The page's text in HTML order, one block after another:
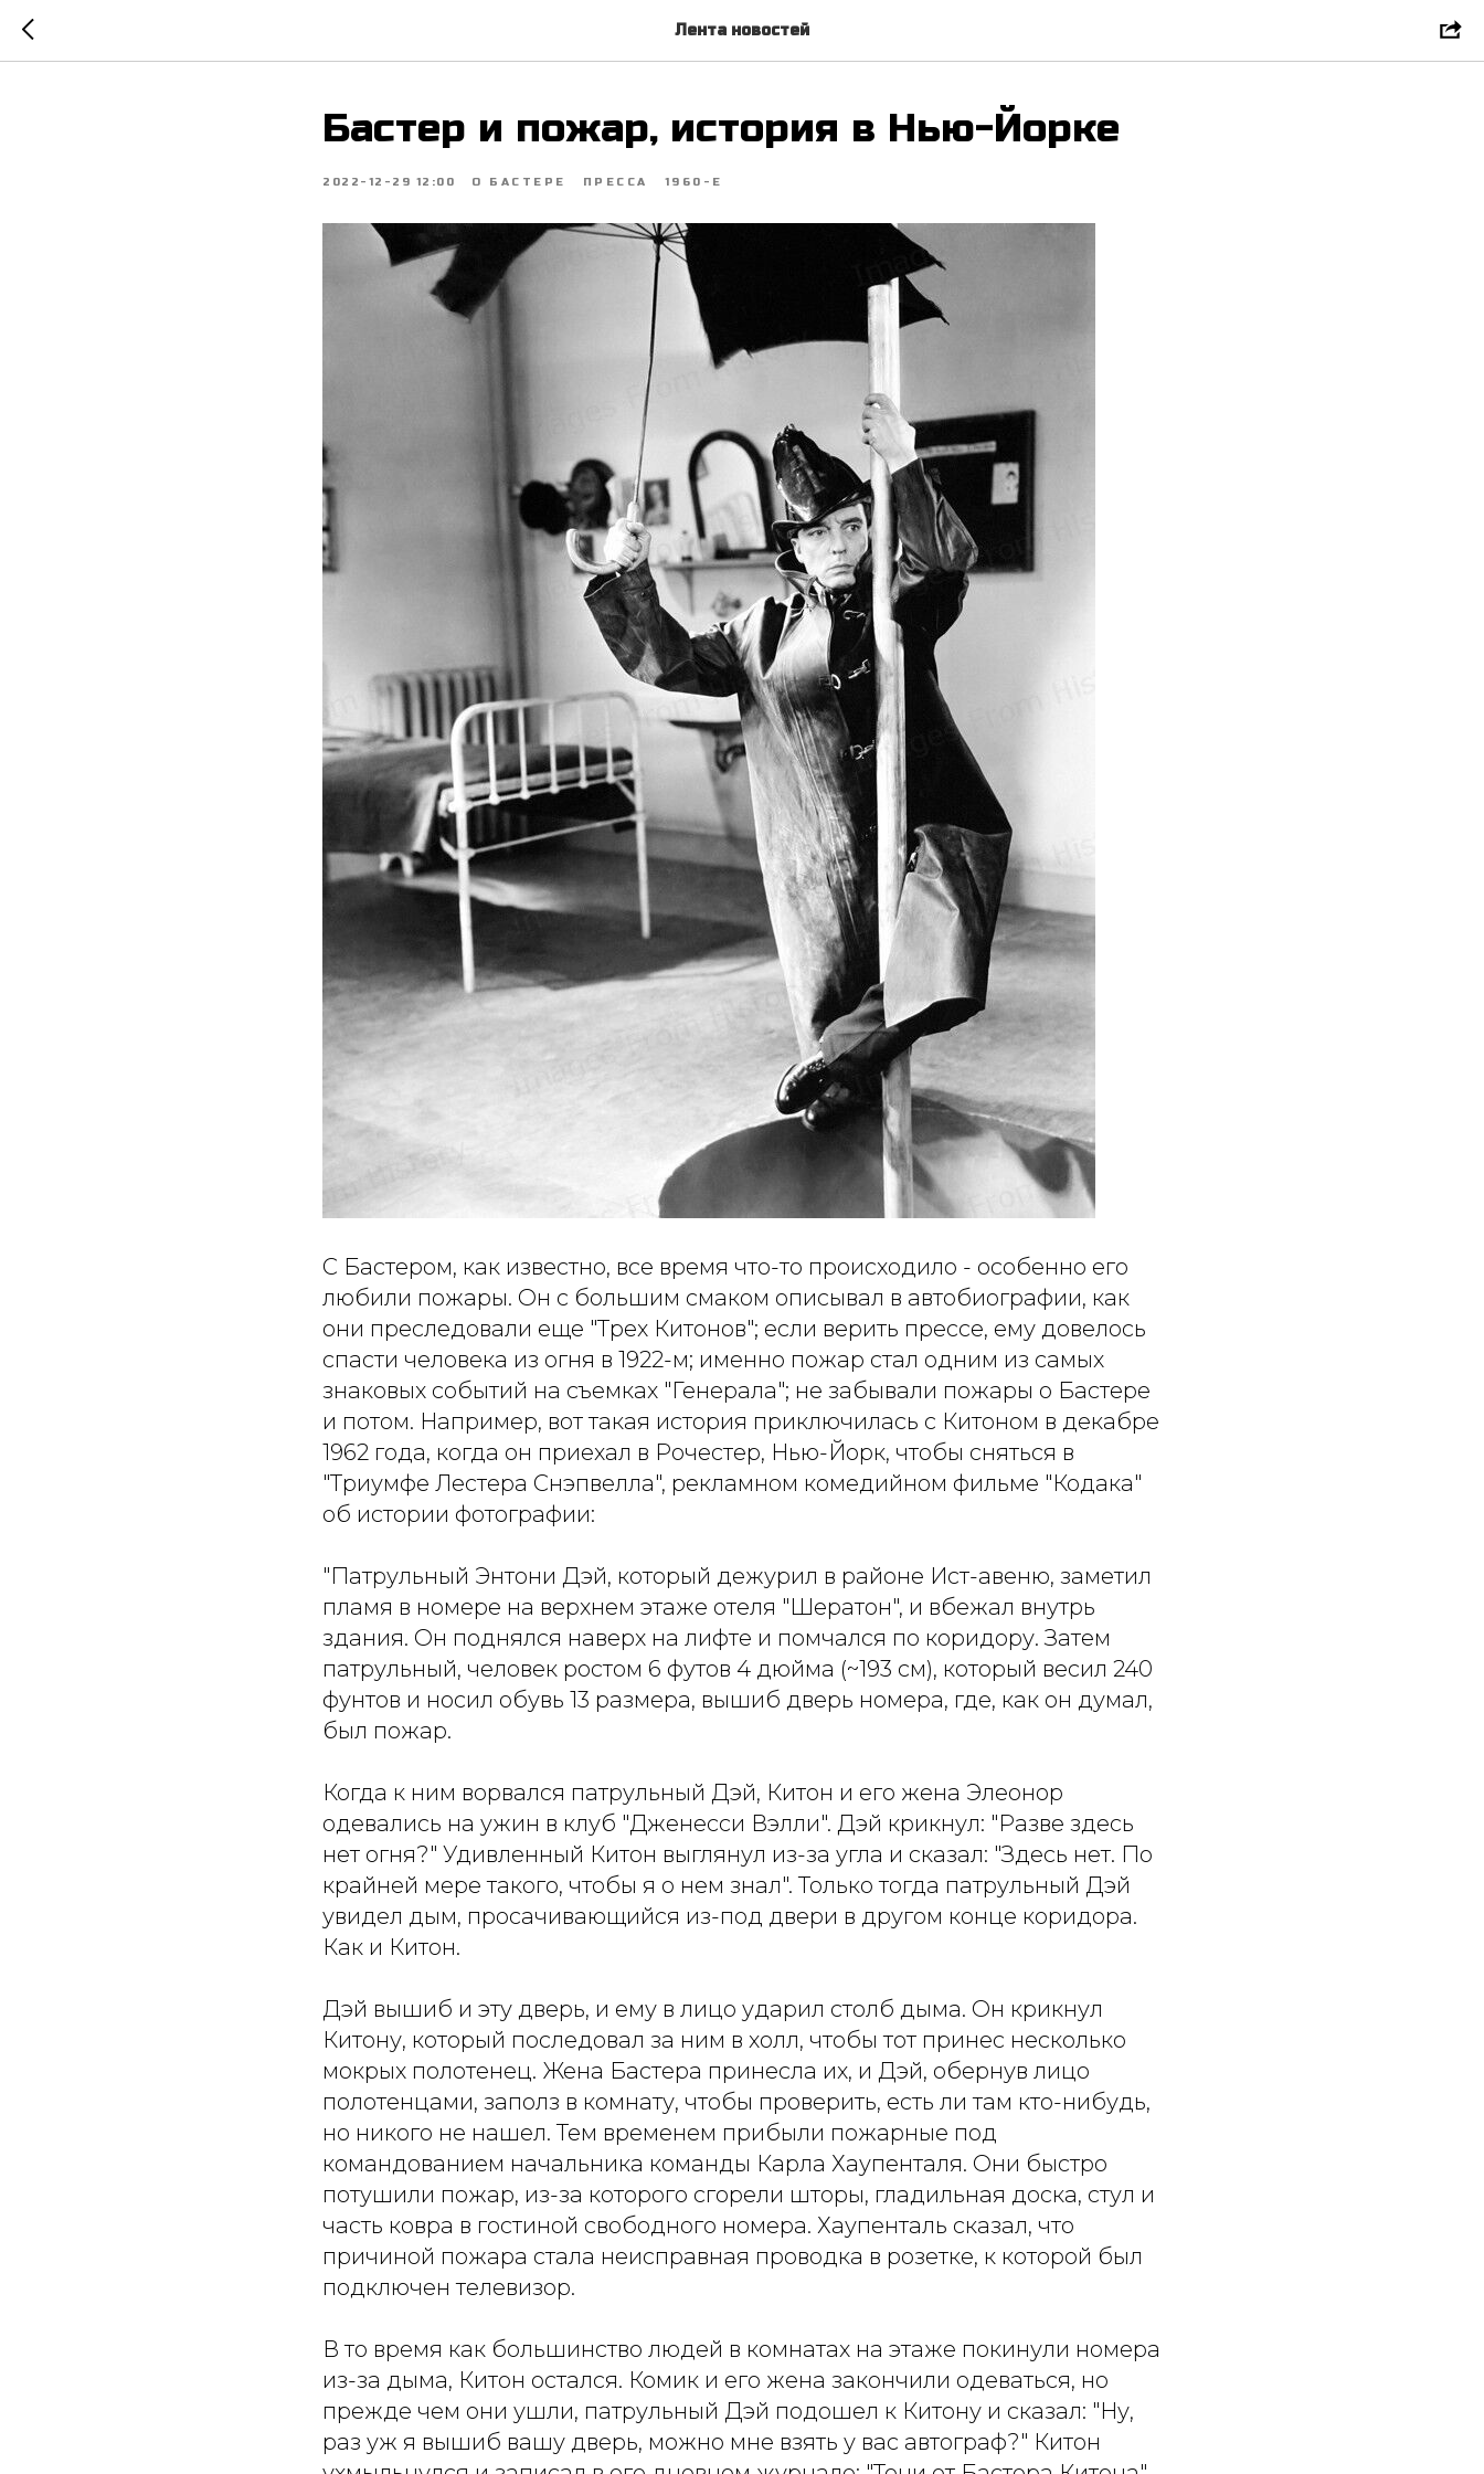
Лента новостей
Бастер и пожар, история в Нью-Йорке
2022-12-29 12:00 О БАСТЕРЕ ПРЕССА 1960-Е
С Бастером, как известно, все время что-то происходило - особенно его
любили пожары. Он с большим смаком описывал в автобиографии, как
они преследовали еще "Трех Китонов"; если верить прессе, ему довелось
спасти человека из огня в 1922-м; именно пожар стал одним из самых
знаковых событий на съемках "Генерала"; не забывали пожары о Бастере
и потом. Например, вот такая история приключилась с Китоном в декабре
1962 года, когда он приехал в Рочестер, Нью-Йорк, чтобы сняться в
"Триумфе Лестера Снэпвелла", рекламном комедийном фильме "Кодака"
об истории фотографии:
"Патрульный Энтони Дэй, который дежурил в районе Ист-авеню, заметил
пламя в номере на верхнем этаже отеля "Шератон", и вбежал внутрь
здания. Он поднялся наверх на лифте и помчался по коридору. Затем
патрульный, человек ростом 6 футов 4 дюйма (~193 см), который весил 240
фунтов и носил обувь 13 размера, вышиб дверь номера, где, как он думал,
был пожар.
Когда к ним ворвался патрульный Дэй, Китон и его жена Элеонор
одевались на ужин в клуб "Дженесси Вэлли". Дэй крикнул: "Разве здесь
нет огня?" Удивленный Китон выглянул из-за угла и сказал: "Здесь нет. По
крайней мере такого, чтобы я о нем знал". Только тогда патрульный Дэй
увидел дым, просачивающийся из-под двери в другом конце коридора.
Как и Китон.
Дэй вышиб и эту дверь, и ему в лицо ударил столб дыма. Он крикнул
Китону, который последовал за ним в холл, чтобы тот принес несколько
мокрых полотенец. Жена Бастера принесла их, и Дэй, обернув лицо
полотенцами, заполз в комнату, чтобы проверить, есть ли там кто-нибудь,
но никого не нашел. Тем временем прибыли пожарные под
командованием начальника команды Карла Хаупенталя. Они быстро
потушили пожар, из-за которого сгорели шторы, гладильная доска, стул и
часть ковра в гостиной свободного номера. Хаупенталь сказал, что
причиной пожара стала неисправная проводка в розетке, к которой был
подключен телевизор.
В то время как большинство людей в комнатах на этаже покинули номера
из-за дыма, Китон остался. Комик и его жена закончили одеваться, но
прежде чем они ушли, патрульный Дэй подошел к Китону и сказал: "Ну,
раз уж я вышиб вашу дверь, можно мне взять у вас автограф?" Китон